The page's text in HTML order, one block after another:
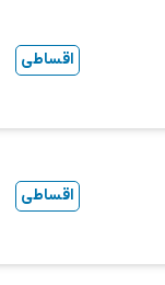
اقساطی
اقساطی